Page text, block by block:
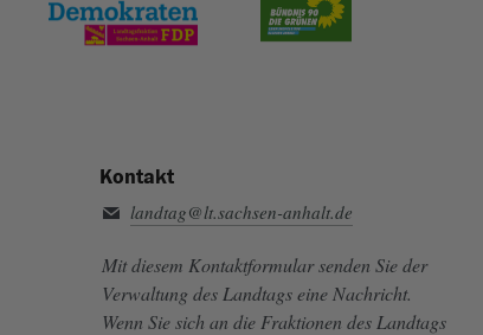
Kontakt
landtag@lt.sachsen-anhalt.de
Mit diesem Kontaktformular senden Sie der
Verwaltung des Landtags eine Nachricht.
Wenn Sie sich an die Fraktionen des Landtags